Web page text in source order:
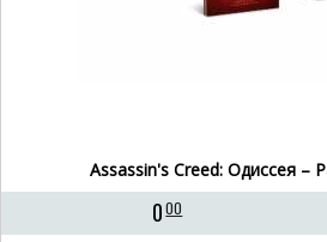
Assassin's Creed: Одиссея –
000